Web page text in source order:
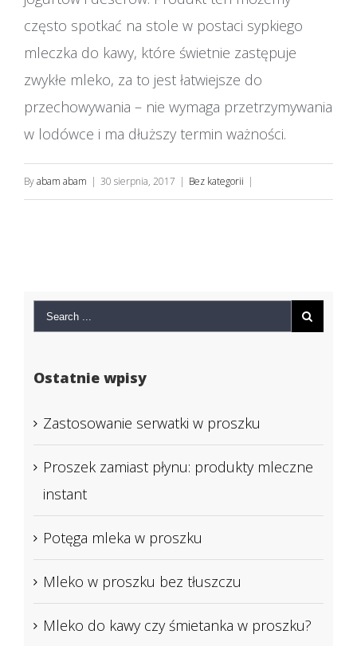
często spotkać na stole w postaci sypkiego
mleczka do kawy, które świetnie zastępuje
zwykłe mleko, za to jest łatwiejsze do
przechowywania – nie wymaga przetrzymywania
w lodówce i ma dłuższy termin ważności.
Byabam abam | 30 sierpnia, 2017 | Bez kategorii |
Ostatnie wpisy
Zastosowanie serwatki w proszku
Proszek zamiast płynu: produkty mleczne
instant
Potęga mleka w proszku
Mleko w proszku bez tłuszczu
Mleko do kawy czy śmietanka w proszku?